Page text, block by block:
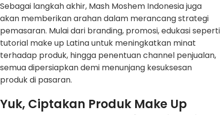
Sebagai langkah akhir, Mash Moshem Indonesia juga
akan memberikan arahan dalam merancang strategi
pemasaran. Mulai dari branding, promosi, edukasi seperti
tutorial make up Latina untuk meningkatkan minat
terhadap produk, hingga penentuan channel penjualan,
semua dipersiapkan demi menunjang kesuksesan
produk di pasaran.
Yuk, Ciptakan Produk Make Up